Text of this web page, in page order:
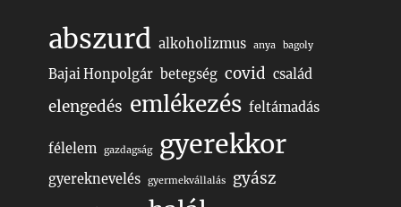
abszurd alkoholizmus anya bagoly
Bajai Honpolgár betegség covid család
elengedés emlékezés feltámadás
félelem gazdagság gyerekkor
gyereknevelés gyermekvállalás gyász